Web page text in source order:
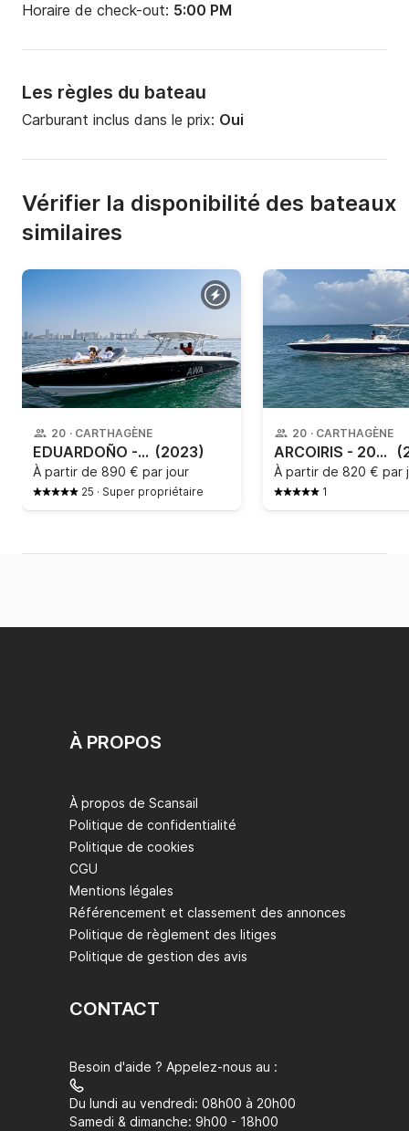
Horaire de check-out: 5:00 PM
Les règles du bateau
Carburant inclus dans le prix: Oui
Vérifier la disponibilité des bateaux
similaires
20 · CARTHAGÈNE
EDUARDOÑO - 410 (2023)
À partir de 890 € par jour
25 · Super propriétaire
20 · CARTHAGÈNE
ARCOIRIS - 2020
À partir de 820 € par
1
À PROPOS
À propos de Scansail
Politique de confidentialité
Politique de cookies
CGU
Mentions légales
Référencement et classement des annonces
Politique de règlement des litiges
Politique de gestion des avis
CONTACT
Besoin d'aide ? Appelez-nous au :
Du lundi au vendredi: 08h00 à 20h00
Samedi & dimanche: 9h00 - 18h00